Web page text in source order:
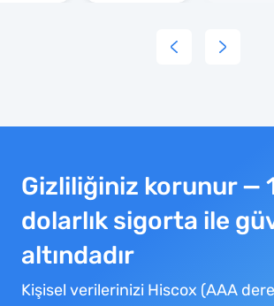
Gizliliğiniz korunur —
dolarlık sigorta ile
altındadır
Kişisel verilerinizi Hiscox (AAA